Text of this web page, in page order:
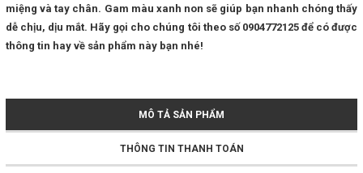
miệng và tay chân. Gam màu xanh non sẽ giúp bạn nhanh chóng thấy
dễ chịu, dịu mắt. Hãy gọi cho chúng tôi theo số 0904772125 để có được
thông tin hay về sản phẩm này bạn nhé!
MÔ TẢ SẢN PHẨM
THÔNG TIN THANH TOÁN